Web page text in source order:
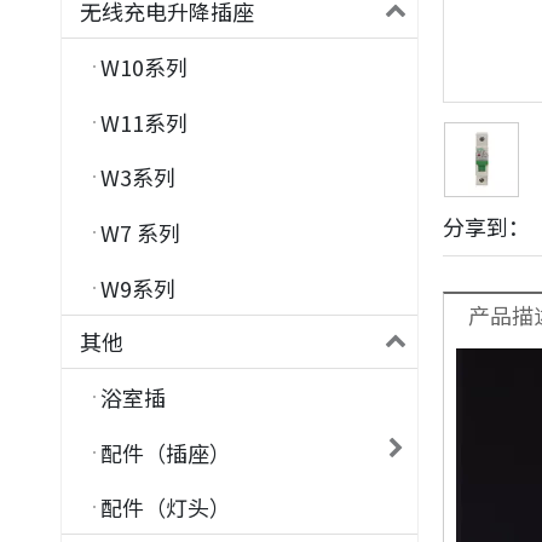
无线充电升降插座
W10系列
W11系列
W3系列
W7 系列
W9系列
其他
浴室插
配件（插座）
配件（灯头）
分享到：
产品描